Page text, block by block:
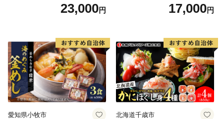
手な作業もありますが、皆さんの高い集中力と一つ一つ
また、ふるさと納税は市の事業ということで自分達が
「市に役立つ仕事をしているんだ」と誇りを持っていま
す。手を抜くことはありません。
ご寄附の使い道として障がい者の皆様への支援をするの
ではなく、一歩進んだ直接的な取組みにより障がい者の
皆様の雇用を生み出しています。
23,000円 17,000円
愛知県小牧市 北海道千歳市